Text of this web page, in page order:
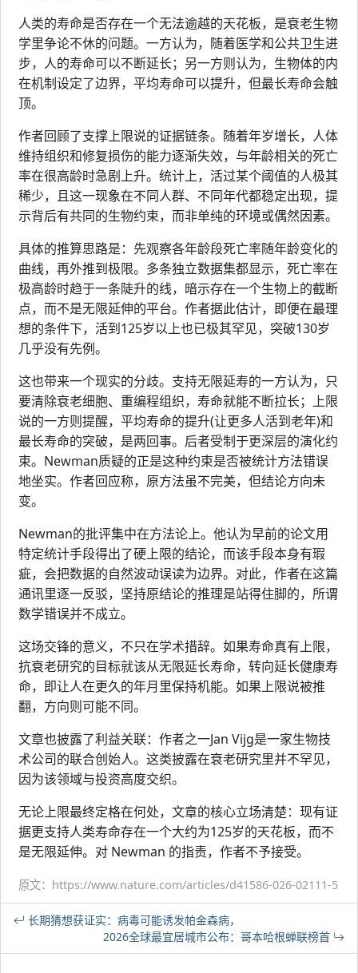
人类的寿命是否存在一个无法逾越的天花板，是衰老生物
学里争论不休的问题。一方认为，随着医学和公共卫生进
步，人的寿命可以不断延长；另一方则认为，生物体的内
在机制设定了边界，平均寿命可以提升，但最长寿命会触
顶。
作者回顾了支撑上限说的证据链条。随着年岁增长，人体
维持组织和修复损伤的能力逐渐失效，与年龄相关的死亡
率在很高龄时急剧上升。统计上，活过某个阈值的人极其
稀少，且这一现象在不同人群、不同年代都稳定出现，提
示背后有共同的生物约束，而非单纯的环境或偶然因素。
具体的推算思路是：先观察各年龄段死亡率随年龄变化的
曲线，再外推到极限。多条独立数据集都显示，死亡率在
极高龄时趋于一条陡升的线，暗示存在一个生物上的截断
点，而不是无限延伸的平台。作者据此估计，即便在最理
想的条件下，活到125岁以上也已极其罕见，突破130岁
几乎没有先例。
这也带来一个现实的分歧。支持无限延寿的一方认为，只
要清除衰老细胞、重编程组织，寿命就能不断拉长；上限
说的一方则提醒，平均寿命的提升(让更多人活到老年)和
最长寿命的突破，是两回事。后者受制于更深层的演化约
束。Newman质疑的正是这种约束是否被统计方法错误
地坐实。作者回应称，原方法虽不完美，但结论方向未
变。
Newman的批评集中在方法论上。他认为早前的论文用
特定统计手段得出了硬上限的结论，而该手段本身有瑕
疵，会把数据的自然波动误读为边界。对此，作者在这篇
通讯里逐一反驳，坚持原结论的推理是站得住脚的，所谓
数学错误并不成立。
这场交锋的意义，不只在学术措辞。如果寿命真有上限，
抗衰老研究的目标就该从无限延长寿命，转向延长健康寿
命，即让人在更久的年月里保持机能。如果上限说被推
翻，方向则可能不同。
文章也披露了利益关联：作者之一Jan Vijg是一家生物技
术公司的联合创始人。这类披露在衰老研究里并不罕见，
因为该领域与投资高度交织。
无论上限最终定格在何处，文章的核心立场清楚：现有证
据更支持人类寿命存在一个大约为125岁的天花板，而不
是无限延伸。对 Newman 的指责，作者不予接受。
原文：https://www.nature.com/articles/d41586-026-02111-5
长期猜想获证实：病毒可能诱发帕金森病，
2026全球最宜居城市公布：哥本哈根蝉联榜首